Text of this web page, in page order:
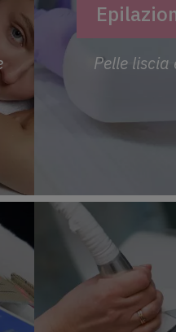
Pelle liscia